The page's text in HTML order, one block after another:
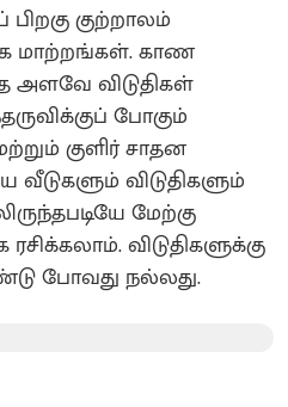
குற்றாலம்
மாற்றங்கள். காண
அளவே விடுதிகள்
போகும்
குளிர் சாதன
வீடுகளும் விடுதிகளும்
மேற்கு
விடுதிகளுக்கு
போவது நல்லது.